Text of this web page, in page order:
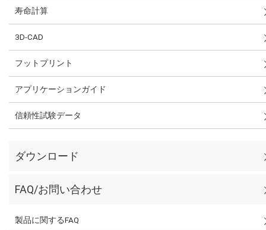
寿命計算
3D-CAD
フットプリント
アプリケーションガイド
信頼性試験データ
ダウンロード
FAQ/お問い合わせ
製品に関するFAQ